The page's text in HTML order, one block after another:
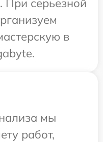
При серьезной
в
мы
работ,